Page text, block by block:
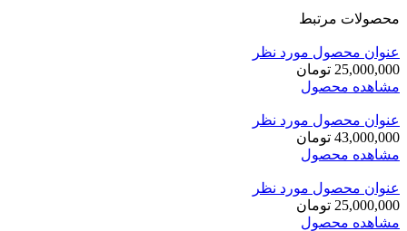
محصولات مرتبط
عنوان محصول مورد نظر
25,000,000 تومان
مشاهده محصول
عنوان محصول مورد نظر
43,000,000 تومان
مشاهده محصول
عنوان محصول مورد نظر
25,000,000 تومان
مشاهده محصول